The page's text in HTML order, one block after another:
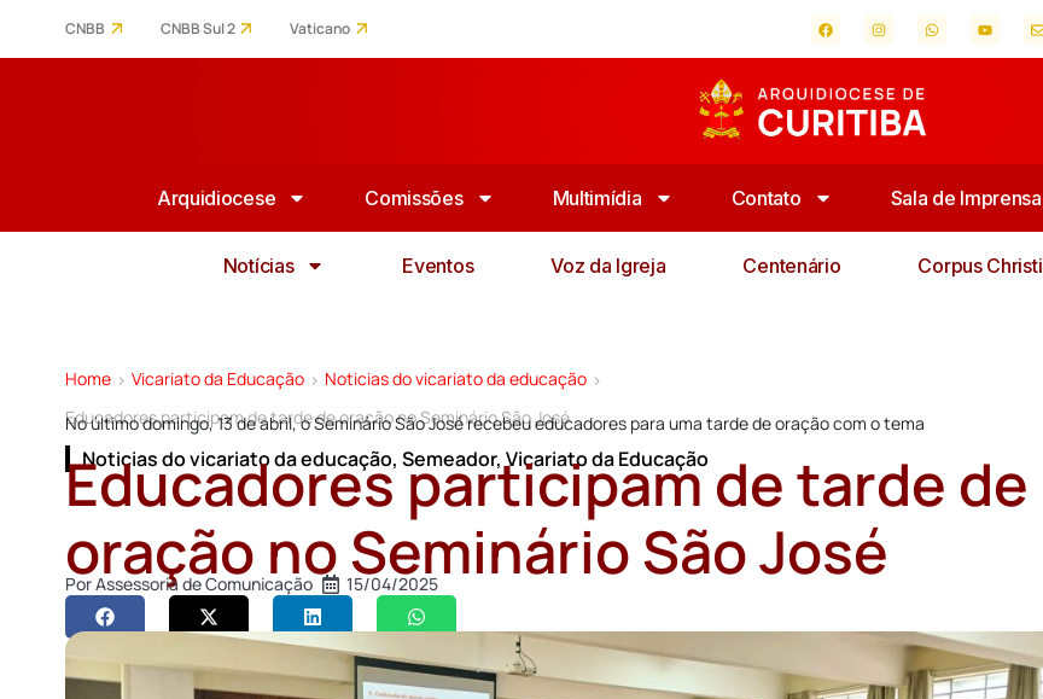
CNBB CNBB Sul 2 Vaticano
Arquidiocese Comissões Multimídia Contato Sala de Imprensa
Notícias Eventos Voz da Igreja Centenário Corpus Christi
Home > Vicariato da Educação > Noticias do vicariato da educação >
Educadores participam de tarde de oração no Seminário São José
No último domingo, 13 de abril, o Seminário São José recebeu educadores para uma tarde de oração com o tema
Noticias do vicariato da educação, Semeador,Vicariato da Educação
Educadores participam de tarde de
oração no Seminário São José
PorAssessoria de Comunicação 15/04/2025